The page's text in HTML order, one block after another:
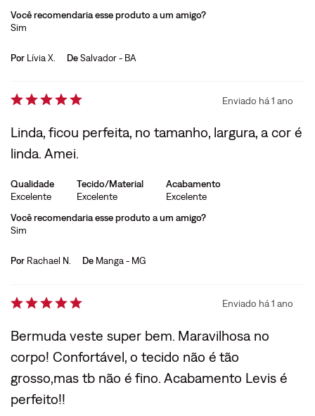
Você recomendaria esse produto a um amigo?
Sim
Por Lívia X. DeSalvador - BA
Enviado há1 ano
Linda, ficou perfeita, no tamanho, largura, a cor é
linda. Amei.
Qualidade
Excelente
Tecido/Material
Excelente
Acabamento
Excelente
Você recomendaria esse produto a um amigo?
Sim
Por Rachael N. De Manga - MG
Enviado há1 ano
Bermuda veste super bem. Maravilhosa no
corpo! Confortável, o tecido não é tão
grosso,mas tb não é fino. Acabamento Levis é
perfeito!!